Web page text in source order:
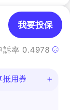
訴率 0.4978
我要投保
用券